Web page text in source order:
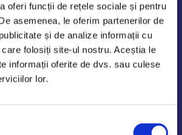
oferi funcții de rețele sociale și pentru
asemenea, le oferim partenerilor de
și de analize informații cu
folosiți site-ul nostru. Aceștia le
informații oferite de dvs. sau culese
lor.
lucru
18:00
10:00-14:00